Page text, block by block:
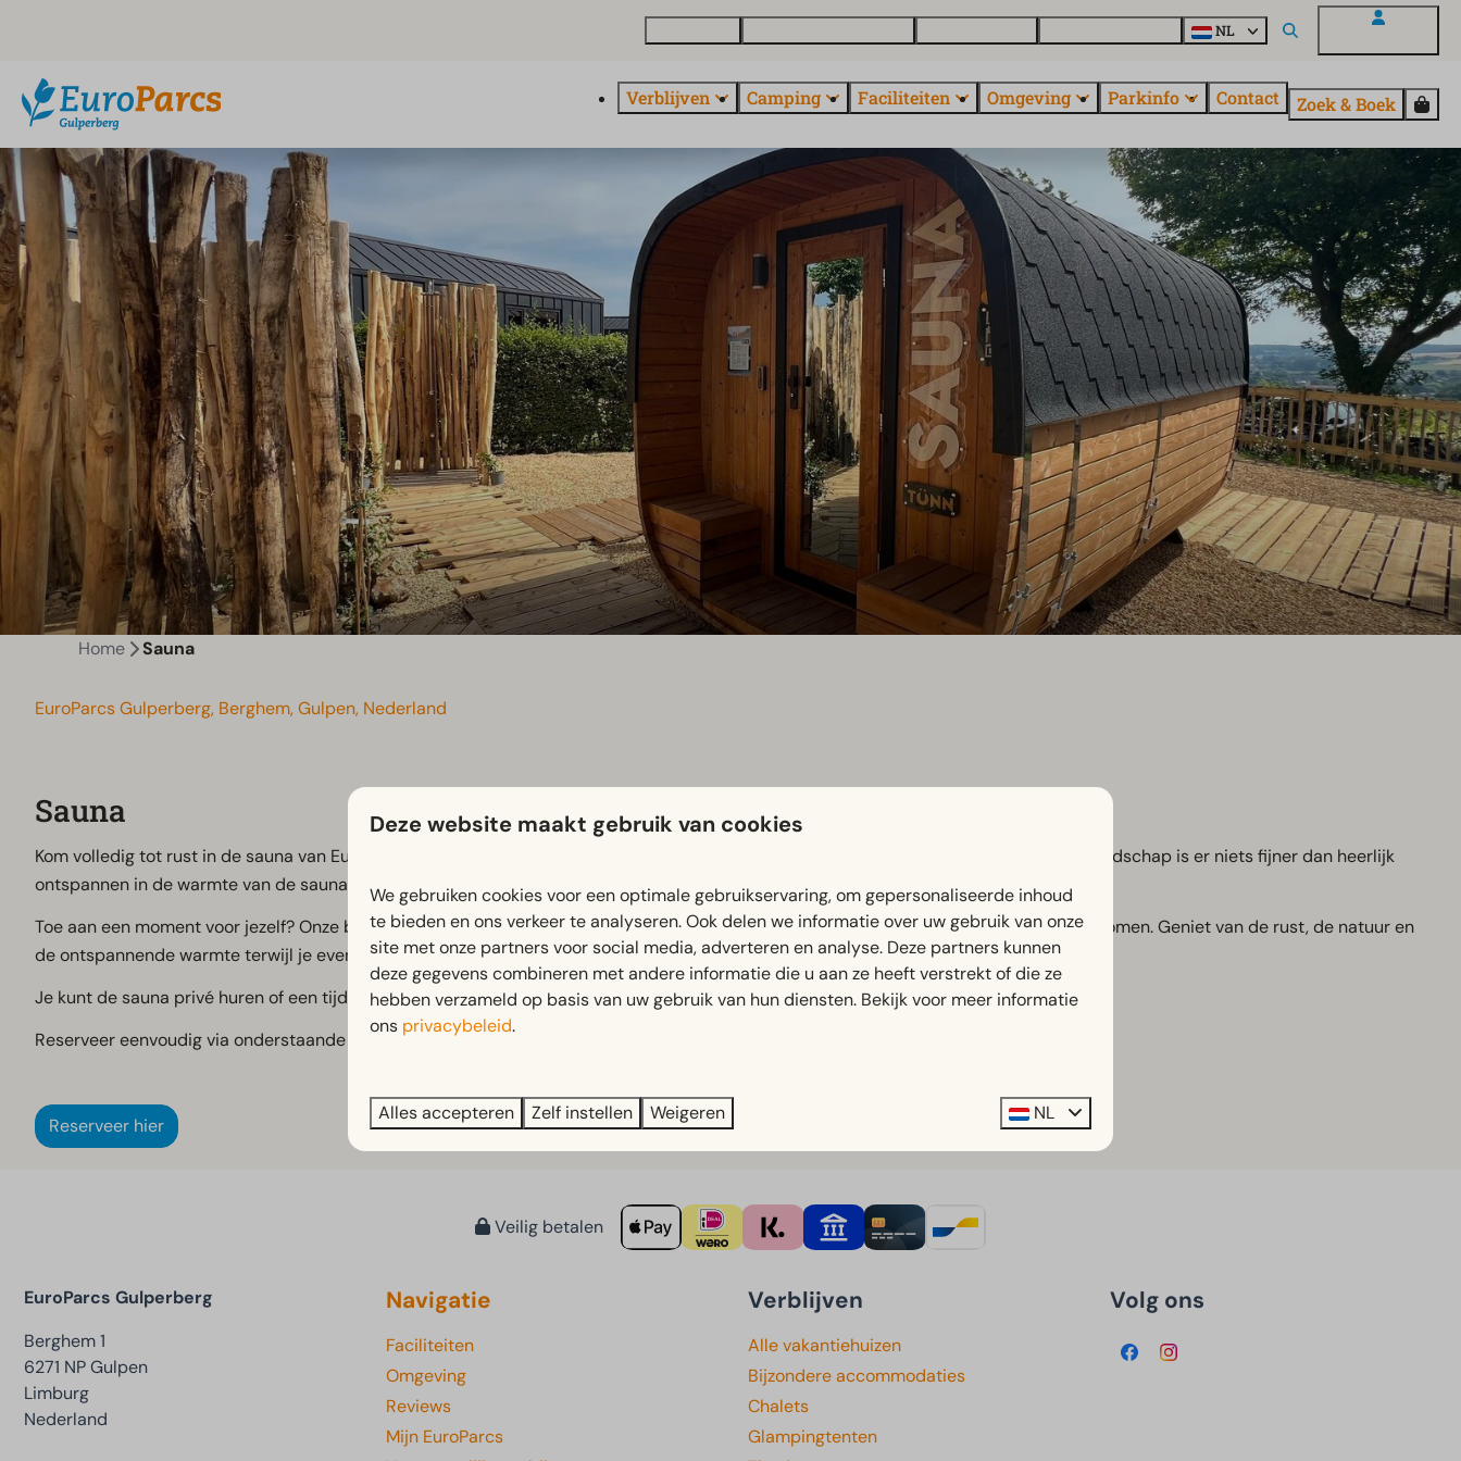
NL
Verblijven Camping Faciliteiten Omgeving Parkinfo Contact Zoek & Boek
Home Sauna
EuroParcs Gulperberg, Berghem, Gulpen, Nederland
Sauna
Kom volledig tot rust in de sauna van EuroParcs Gulperberg. Na een actieve dag wandelen of fietsen door het Zuid-Limburgse heuvellandschap is er niets fijner dan heerlijk
ontspannen in de warmte van de sauna.
Toe aan een moment voor jezelf? Onze buitensauna, midden in het groen, biedt de perfecte plek om lichaam en geest tot rust te laten komen. Geniet van de rust, de natuur en
de ontspannende warmte terwijl je even helemaal ontsnapt aan de dagelijkse drukte.
Je kunt de sauna privé huren of een tijdslot reserveren om er samen met andere gasten gebruik van te maken.
Reserveer eenvoudig via onderstaande link.
Reserveer hier
Veilig betalen
EuroParcs Gulperberg
Berghem 1
6271 NP Gulpen
Limburg
Nederland
Navigatie
Faciliteiten
Omgeving
Reviews
Mijn EuroParcs
Verblijven
Alle vakantiehuizen
Bijzondere accommodaties
Chalets
Glampingtenten
Volg ons
Deze website maakt gebruik van cookies
We gebruiken cookies voor een optimale gebruikservaring, om gepersonaliseerde inhoud
te bieden en ons verkeer te analyseren. Ook delen we informatie over uw gebruik van onze
site met onze partners voor social media, adverteren en analyse. Deze partners kunnen
deze gegevens combineren met andere informatie die u aan ze heeft verstrekt of die ze
hebben verzameld op basis van uw gebruik van hun diensten. Bekijk voor meer informatie
ons privacybeleid.
Alles accepteren Zelf instellen Weigeren NL